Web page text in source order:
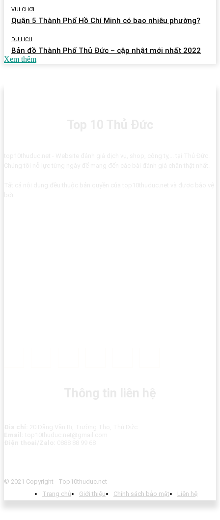
VUI CHƠI
Quận 5 Thành Phố Hồ Chí Minh có bao nhiêu phường?
DU LỊCH
Bản đồ Thành Phố Thủ Đức – cập nhật mới nhất 2022
Xem thêm
© 2021 Copyright - Top10thuduc.net
Trang chủ
Giới thiệu Chính sách bảo mật Liên hệ